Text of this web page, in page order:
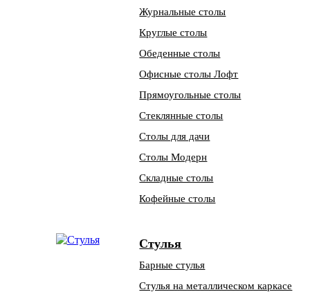
Журнальные столы
Круглые столы
Обеденные столы
Офисные столы Лофт
Прямоугольные столы
Стеклянные столы
Столы для дачи
Столы Модерн
Складные столы
Кофейные столы
Стулья
Барные стулья
Стулья на металлическом каркасе